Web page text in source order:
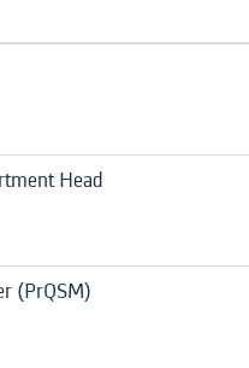
Head
(PrQSM)